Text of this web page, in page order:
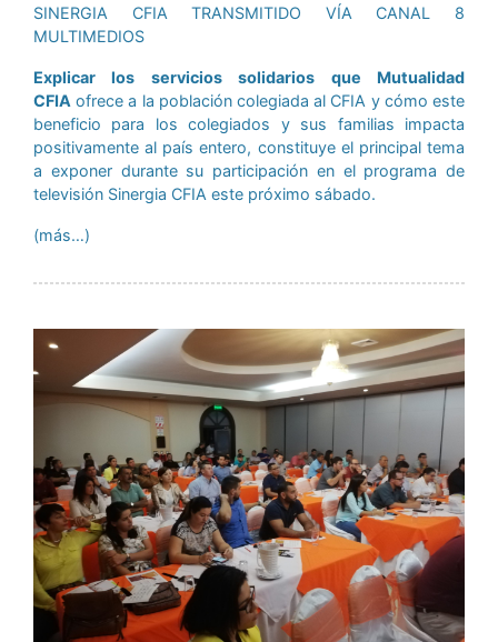
SINERGIA CFIA TRANSMITIDO VÍA CANAL 8
MULTIMEDIOS
Explicar los servicios solidarios que Mutualidad
CFIA ofrece a la población colegiada al CFIA y cómo este
beneficio para los colegiados y sus familias impacta
positivamente al país entero, constituye el principal tema
a exponer durante su participación en el programa de
televisión Sinergia CFIA este próximo sábado.
(más…)